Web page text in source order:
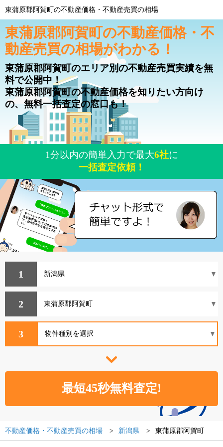
東蒲原郡阿賀町の不動産価格・不動産売買の相場
東蒲原郡阿賀町の不動産価格・不
動産売買の相場がわかる！
東蒲原郡阿賀町のエリア別の不動産売買実績を無
料で公開中！
東蒲原郡阿賀町の不動産価格を知りたい方向け
の、無料一括査定の窓口も！
1分以内の簡単入力で最大6社に
一括査定依頼！
1
2
3
不動産価格・不動産売買の相場 新潟県 東蒲原郡阿賀町